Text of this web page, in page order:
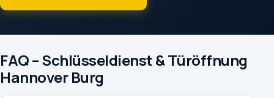
FAQ – Schlüsseldienst & Türöffnung
Hannover Burg